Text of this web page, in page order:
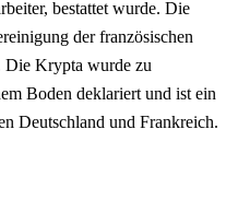
bestattet wurde. Die
der französischen
Die Krypta wurde zu
Boden deklariert und ist ein
Deutschland und Frankreich.